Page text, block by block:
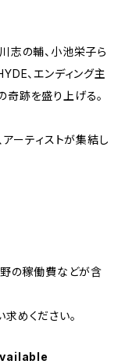
志の輔、小池栄子ら
、エンディング主
奇跡を盛り上げる。
アーティストが集結し
野の稼働費などが含
めください。